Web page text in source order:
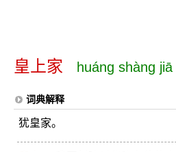
皇上家 huáng shàng jiā
词典解释
犹皇家。